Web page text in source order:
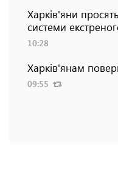
Харків'яни
системи
10:28
Харків'янам
09:55